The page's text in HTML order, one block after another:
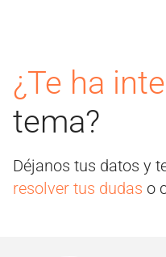
¿Te ha
tema?
Déjanos tus datos y
resolver tus dudas o